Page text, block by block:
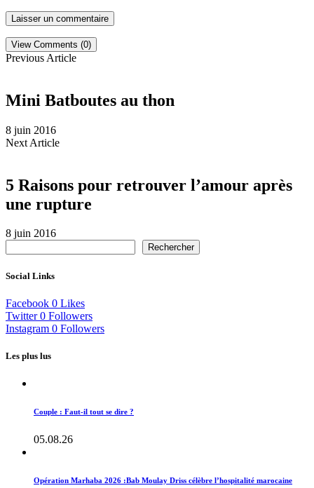
View Comments (0)
Previous Article
Mini Batboutes au thon
8 juin 2016
Next Article
5 Raisons pour retrouver l’amour après
une rupture
8 juin 2016
Rechercher
Social Links
Facebook 0 Likes
Twitter 0 Followers
Instagram 0 Followers
Les plus lus
Couple : Faut-il tout se dire ?
05.08.26
Opération Marhaba 2026 :Bab Moulay Driss célèbre l’hospitalité marocaine